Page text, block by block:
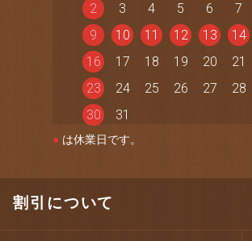
2
3 4 5 6 7
9
10 11 12 13 14
16
17 18 19 20 21
23
24 25 26 27 28
30
31
● は休業日です。
割引について